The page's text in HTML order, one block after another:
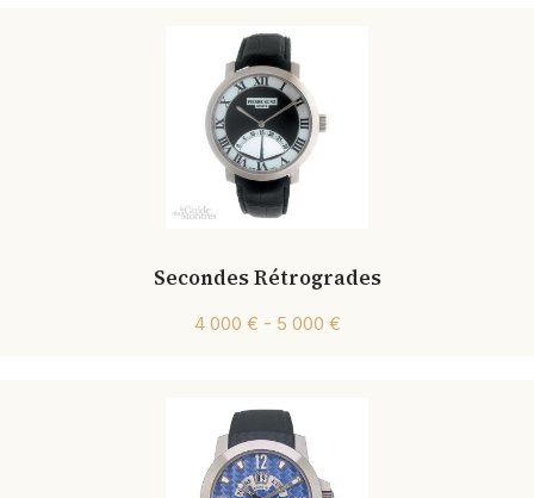
Secondes Rétrogrades
4 000 € - 5 000 €